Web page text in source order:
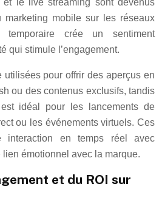
et le live streaming sont devenus
marketing mobile sur les réseaux
temporaire crée un sentiment
qui stimule l’engagement.
utilisées pour offrir des aperçus en
ou des contenus exclusifs, tandis
idéal pour les lancements de
ou les événements virtuels. Ces
interaction en temps réel avec
lien émotionnel avec la marque.
et du ROI sur